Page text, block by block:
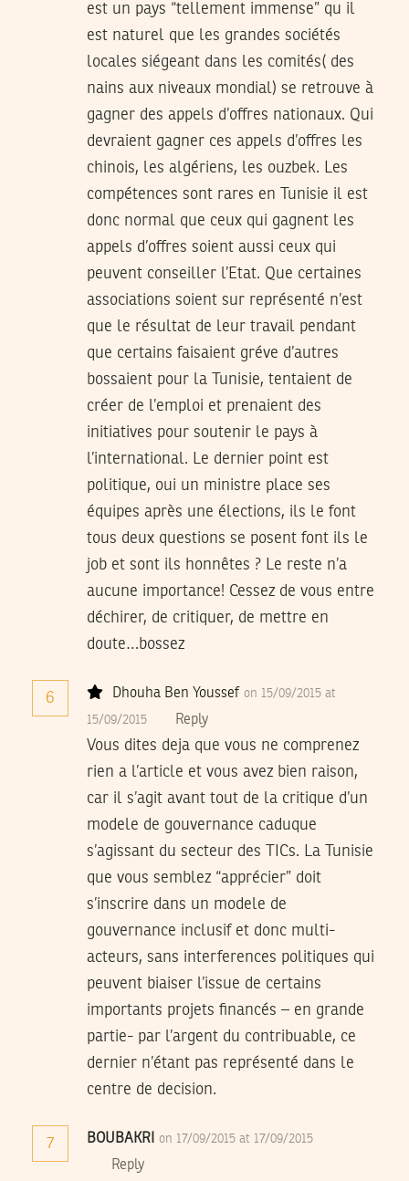
est un pays “tellement immense” qu il
est naturel que les grandes sociétés
locales siégeant dans les comités( des
nains aux niveaux mondial) se retrouve à
gagner des appels d’offres nationaux. Qui
devraient gagner ces appels d’offres les
chinois, les algériens, les ouzbek. Les
compétences sont rares en Tunisie il est
donc normal que ceux qui gagnent les
appels d’offres soient aussi ceux qui
peuvent conseiller l’Etat. Que certaines
associations soient sur représenté n’est
que le résultat de leur travail pendant
que certains faisaient gréve d’autres
bossaient pour la Tunisie, tentaient de
créer de l’emploi et prenaient des
initiatives pour soutenir le pays à
l’international. Le dernier point est
politique, oui un ministre place ses
équipes après une élections, ils le font
tous deux questions se posent font ils le
job et sont ils honnêtes ? Le reste n’a
aucune importance! Cessez de vous entre
déchirer, de critiquer, de mettre en
doute…bossez
6 Dhouha Ben Youssef on 15/09/2015 at
15/09/2015 Reply
Vous dites deja que vous ne comprenez
rien a l’article et vous avez bien raison,
car il s’agit avant tout de la critique d’un
modele de gouvernance caduque
s’agissant du secteur des TICs. La Tunisie
que vous semblez “apprécier” doit
s’inscrire dans un modele de
gouvernance inclusif et donc multi-
acteurs, sans interferences politiques qui
peuvent biaiser l’issue de certains
importants projets financés – en grande
partie- par l’argent du contribuable, ce
dernier n’étant pas représenté dans le
centre de decision.
7 BOUBAKRI on 17/09/2015 at 17/09/2015
Reply